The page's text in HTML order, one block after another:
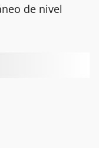
de nivel